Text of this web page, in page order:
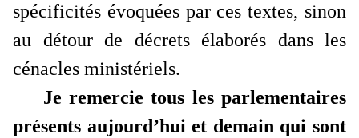
spécificités évoquées par ces textes, sinon
au détour de décrets élaborés dans les
cénacles ministériels.
Je remercie tous les parlementaires
présents aujourd’hui et demain qui sont